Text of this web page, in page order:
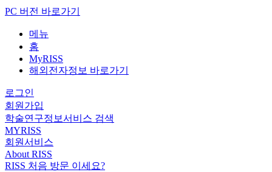
PC 버전 바로가기
메뉴
홈
MyRISS
해외전자정보 바로가기
로그인
회원가입
학술연구정보서비스 검색
MYRISS
회원서비스
About RISS
RISS 처음 방문 이세요?